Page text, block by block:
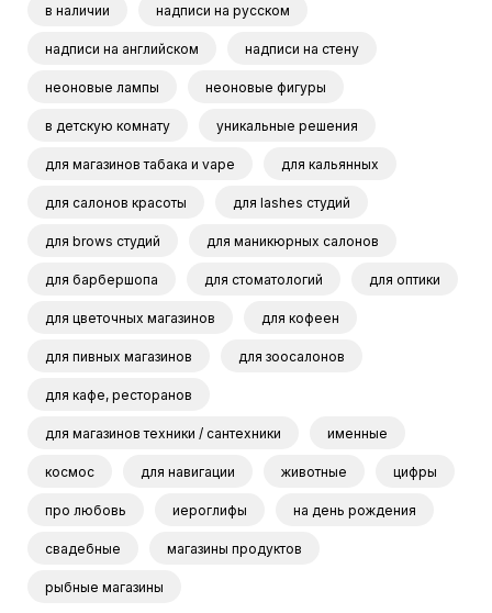
в наличии надписи на русском
надписи на английском надписи на стену
неоновые лампы неоновые фигуры
в детскую комнату уникальные решения
для магазинов табака и vape для кальянных
для салонов красоты для lashes студий
для brows студий для маникюрных салонов
для барбершопа для стоматологий для оптики
для цветочных магазинов для кофеен
для пивных магазинов для зоосалонов
для кафе, ресторанов
для магазинов техники / сантехники именные
космос для навигации животные цифры
про любовь иероглифы на день рождения
свадебные магазины продуктов
рыбные магазины